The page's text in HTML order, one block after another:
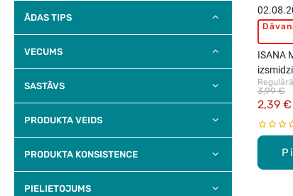
ĀDAS TIPS
VECUMS
SASTĀVS
PRODUKTA VEIDS
PRODUKTA KONSISTENCE
PIELIETOJUMS
ISANA
2,39 €
3,99 €